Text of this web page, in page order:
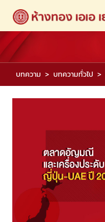
บทความ บทความทั่วไป